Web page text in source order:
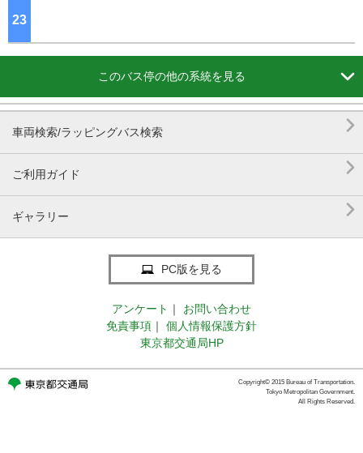
23
このバス停の他の系統を見る 
車両検索/ラッピングバス検索 
ご利用ガイド 
ギャラリー 
PC版を見る
アンケート ｜
お問い合わせ
免責事項 ｜
個人情報保護方針
東京都交通局HP
Copyright© 2015 Bureau of Transportation.
Tokyo Metropolitan Government.
All Rights Reserved.